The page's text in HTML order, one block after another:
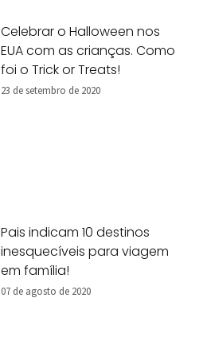
Celebrar o Halloween nos
EUA com as crianças. Como
foi o Trick or Treats!
23 de setembro de 2020
Pais indicam 10 destinos
inesquecíveis para viagem
em família!
07 de agosto de 2020